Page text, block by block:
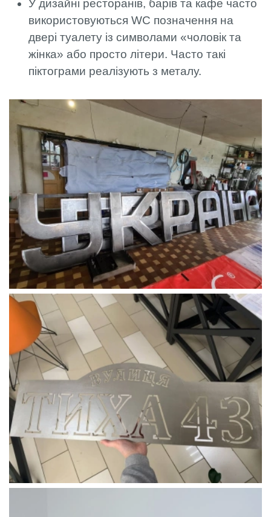
У дизайні ресторанів, барів та кафе часто
використовуються WC позначення на
двері туалету із символами «чоловік та
жінка» або просто літери. Часто такі
піктограми реалізують з металу.